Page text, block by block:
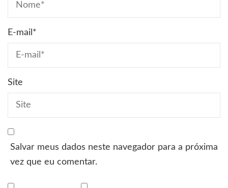
E-mail *
Site
Salvar meus dados neste navegador para a próxima
vez que eu comentar.